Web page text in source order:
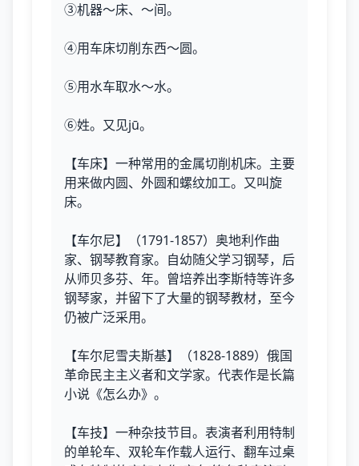
③机器～床、～间。
④用车床切削东西～圆。
⑤用水车取水～水。
⑥姓。又见jū。
【车床】一种常用的金属切削机床。主要
用来做内圆、外圆和螺纹加工。又叫旋
床。
【车尔尼】（1791-1857）奥地利作曲
家、钢琴教育家。自幼随父学习钢琴，后
从师贝多芬、年。曾培养出李斯特等许多
钢琴家，并留下了大量的钢琴教材，至今
仍被广泛采用。
【车尔尼雪夫斯基】（1828-1889）俄国
革命民主主义者和文学家。代表作是长篇
小说《怎么办》。
【车技】一种杂技节目。表演者利用特制
的单轮车、双轮车作载人运行、翻车过桌